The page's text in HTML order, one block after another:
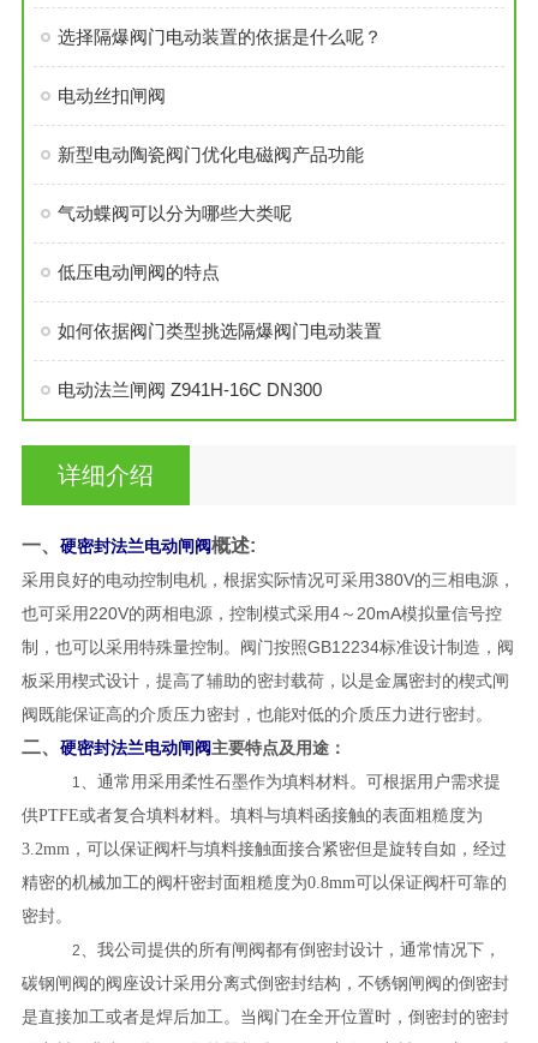
选择隔爆阀门电动装置的依据是什么呢？
电动丝扣闸阀
新型电动陶瓷阀门优化电磁阀产品功能
气动蝶阀可以分为哪些大类呢
低压电动闸阀的特点
如何依据阀门类型挑选隔爆阀门电动装置
电动法兰闸阀 Z941H-16C DN300
详细介绍
一、 硬密封法兰电动闸阀概述:
采用良好的电动控制电机，根据实际情况可采用380V的三相电源，
也可采用220V的两相电源，控制模式采用4～20mA模拟量信号控
制，也可以采用特殊量控制。阀门按照GB12234标准设计制造，阀
板采用楔式设计，提高了辅助的密封载荷，以是金属密封的楔式闸
阀既能保证高的介质压力密封，也能对低的介质压力进行密封。
二、 硬密封法兰电动闸阀主要特点及用途：
1
、通常用采用柔性石墨作为填料材料。可根据用户需求提
供PTFE或者复合填料材料。填料与填料函接触的表面粗糙度为
3.2mm ，可以保证阀杆与填料接触面接合紧密但是旋转自如，经过
精密的机械加工的阀杆密封面粗糙度为0.8mm可以保证阀杆可靠的
密封。
2
、我公司提供的所有闸阀都有倒密封设计，通常情况下，
碳钢闸阀的阀座设计采用分离式倒密封结构，不锈钢闸阀的倒密封
是直接加工或者是焊后加工。当阀门在全开位置时，倒密封的密封